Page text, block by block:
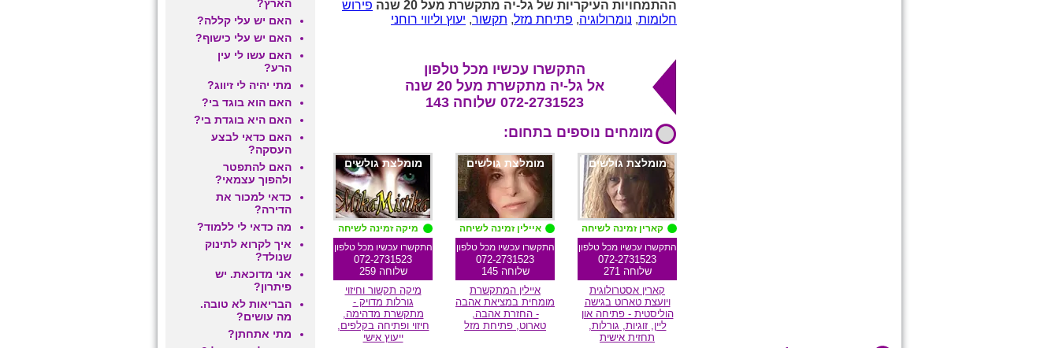
ההתמחויות העיקריות של גל-יה מתקשרת מעל 20 שנה
פירוש
חלומות, נומרולוגיה, פתיחת מזל, תקשור, יעוץ וליווי רוחני
התקשרו עכשיו מכל טלפון
אל גל-יה מתקשרת מעל 20 שנה
072-2731523 שלוחה 143
מומחים נוספים בתחום:
מומלצת גולשים
קארין זמינה לשיחה
התקשרו עכשיו מכל טלפון
072-2731523
שלוחה 271
קארין אסטרולוגית
ויועצת טארוט בגישה
הוליסטית - פתיחה און
ליין, זוגיות, גורלות,
תחזית אישית
מומלצת גולשים
איילין זמינה לשיחה
התקשרו עכשיו מכל טלפון
072-2731523
שלוחה 145
איילין המתקשרת
מומחית במציאת אהבה
- החזרת אהבה,
טארוט, פתיחת מזל
מומלצת גולשים
מיקה זמינה לשיחה
התקשרו עכשיו מכל טלפון
072-2731523
שלוחה 259
מיקה תקשור וחיזוי
גורלות מדויק -
מתקשרת מדהימה,
חיזוי ופתיחה בקלפים,
ייעוץ אישי
הארץ?
האם יש עלי קללה?
האם יש עלי כישוף?
האם עשו לי עין
הרע?
מתי יהיה לי זיווג?
האם הוא בוגד בי?
האם היא בוגדת בי?
האם כדאי לבצע
העסקה?
האם להתפטר
ולהפוך עצמאי?
כדאי למכור את
הדירה?
מה כדאי לי ללמוד?
איך לקרוא לתינוק
שנולד?
אני מדוכאת. יש
פיתרון?
הבריאות לא טובה.
מה עושים?
מתי אתחתן?